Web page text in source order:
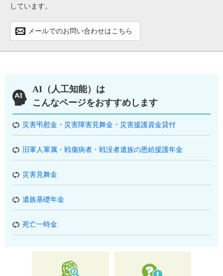
しています。
メールでのお問い合わせはこちら
AI（人工知能）は
こんなページをおすすめします
災害弔慰金・災害障害見舞金・災害援護資金貸付
旧軍人軍属・戦傷病者・戦没者遺族の恩給援護年金
災害見舞金
遺族基礎年金
死亡一時金